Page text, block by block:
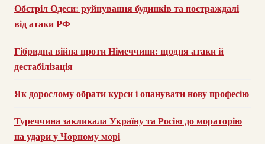
Обстріл Одеси: руйнування будинків та постраждалі
від атаки РФ
Гібридна війна проти Німеччини: щодня атаки й
дестабілізація
Як дорослому обрати курси і опанувати нову професію
Туреччина закликала Україну та Росію до мораторію
на удари у Чорному морі